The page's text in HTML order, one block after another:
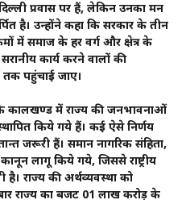
प्रवास पर हैं, लेकिन उनका मन
है। उन्होंने कहा कि सरकार के तीन
में समाज के हर वर्ग और क्षेत्र के
सरानीय कार्य करने वालों की
पहुंचाई जाए।
कालखण्ड में राज्य की जनभावनाओं
किये गये हैं। कई ऐसे निर्णय
जरूरी हैं। समान नागरिक संहिता,
लागू किये गये, जिससे राष्ट्रीय
राज्य की अर्थव्यवस्था को
राज्य का बजट 01 लाख करोड़ के